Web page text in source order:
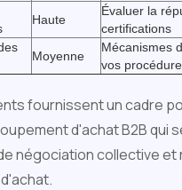
Haute
Évaluer la
certifications
Moyenne
Mécanismes
vos
fournissent un cadre
d'achat B2B qui
négociation collective et